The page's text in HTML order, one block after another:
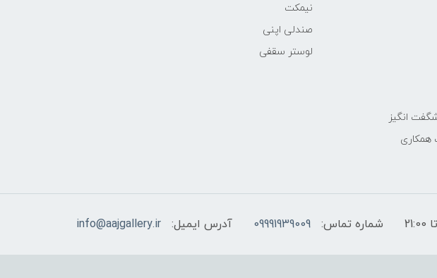
انگیز
همکاری
نیمکت
صندلی اپنی
لوستر سقفی
شماره تماس: 09991939009 آدرس ایمیل: info@aajgallery.ir